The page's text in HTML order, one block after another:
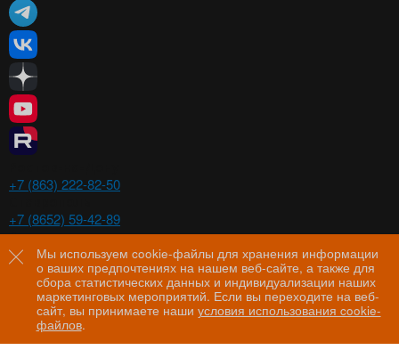
Мы используем cookie-файлы для хранения информации
о ваших предпочтениях на нашем веб-сайте, а также для
сбора статистических данных и индивидуализации наших
маркетинговых мероприятий. Если вы переходите на веб-
сайт, вы принимаете наши условия использования cookie-
файлов.
+7 (863) 222-82-50
+7 (8652) 59-42-89
Волгоград
+7 (8442) 29-00-21
Пятигорск
+7 (8793) 97-60-44